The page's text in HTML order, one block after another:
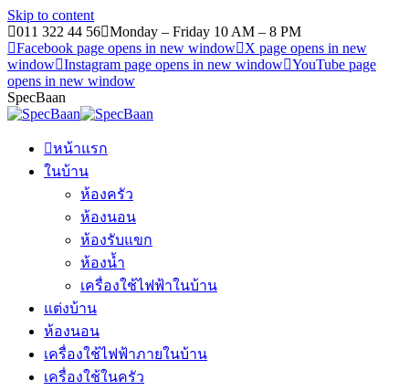
Skip to content
011 322 44 56 Monday – Friday 10 AM – 8 PM
Facebook page opens in new window
X page opens in new
window Instagram page opens in new window YouTube page
opens in new window
SpecBaan
หน้าแรก
ในบ้าน
ห้องครัว
ห้องนอน
ห้องรับแขก
ห้องน้ำ
เครื่องใช้ไฟฟ้าในบ้าน
แต่งบ้าน
ห้องนอน
เครื่องใช้ไฟฟ้าภายในบ้าน
เครื่องใช้ในครัว